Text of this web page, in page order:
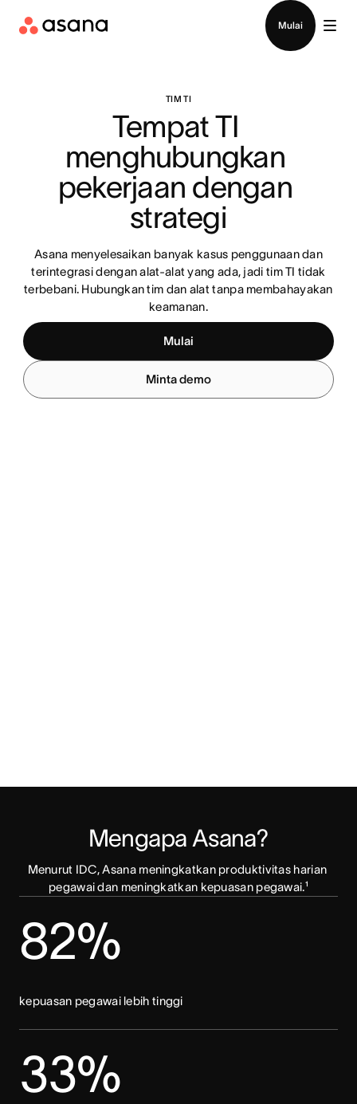
Mulai
TIM TI
Tempat TI
menghubungkan
pekerjaan dengan
strategi
Asana menyelesaikan banyak kasus penggunaan dan
terintegrasi dengan alat-alat yang ada, jadi tim TI tidak
terbebani. Hubungkan tim dan alat tanpa membahayakan
keamanan.
Mulai
Minta demo
Mengapa Asana?
Menurut IDC, Asana meningkatkan produktivitas harian
pegawai dan meningkatkan kepuasan pegawai.¹
82%
kepuasan pegawai lebih tinggi
33%